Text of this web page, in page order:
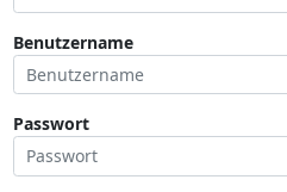
Benutzername
Passwort